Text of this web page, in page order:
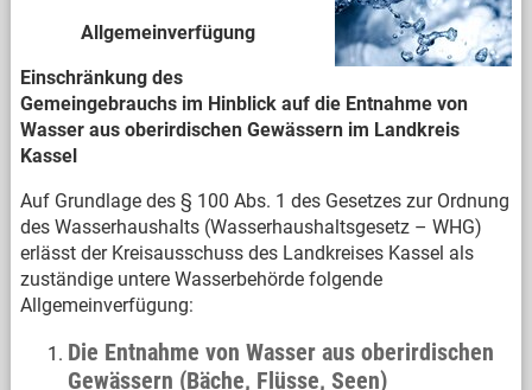
Allgemeinverfügung
Einschränkung des
Gemeingebrauchs im Hinblick auf die Entnahme von
Wasser aus oberirdischen Gewässern im Landkreis
Kassel
Auf Grundlage des § 100 Abs. 1 des Gesetzes zur Ordnung
des Wasserhaushalts (Wasserhaushaltsgesetz – WHG)
erlässt der Kreisausschuss des Landkreises Kassel als
zuständige untere Wasserbehörde folgende
Allgemeinverfügung:
Die Entnahme von Wasser aus oberirdischen
Gewässern (Bäche, Flüsse, Seen)